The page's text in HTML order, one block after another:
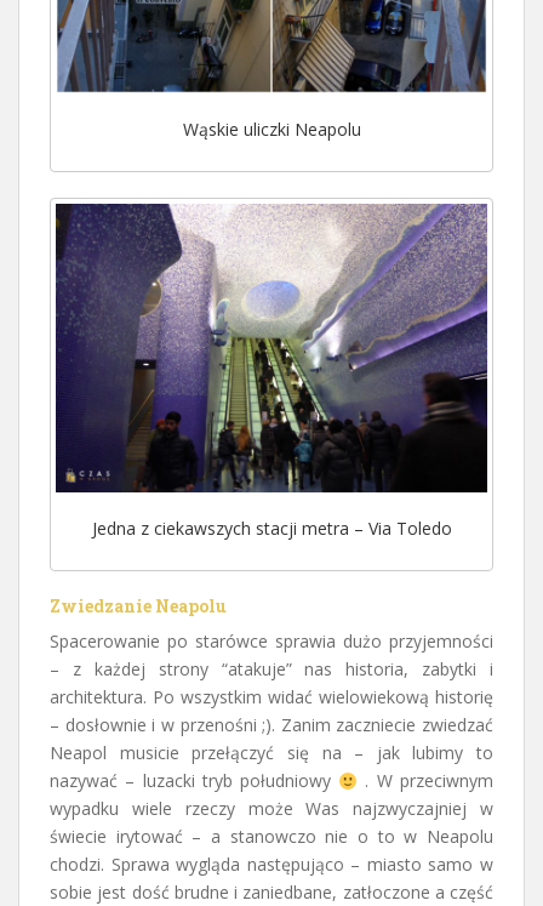
Wąskie uliczki Neapolu
Jedna z ciekawszych stacji metra – Via Toledo
Zwiedzanie Neapolu
Spacerowanie po starówce sprawia dużo przyjemności
– z każdej strony “atakuje” nas historia, zabytki i
architektura. Po wszystkim widać wielowiekową historię
– dosłownie i w przenośni ;). Zanim zaczniecie zwiedzać
Neapol musicie przełączyć się na – jak lubimy to
nazywać – luzacki tryb południowy
. W przeciwnym
wypadku wiele rzeczy może Was najzwyczajniej w
świecie irytować – a stanowczo nie o to w Neapolu
chodzi. Sprawa wygląda następująco – miasto samo w
sobie jest dość brudne i zaniedbane, zatłoczone a część